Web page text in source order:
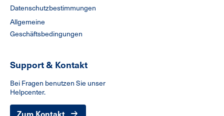
Datenschutzbestimmungen
Allgemeine
Geschäftsbedingungen
Support & Kontakt
Bei Fragen benutzen Sie unser
Helpcenter.
Zum Kontakt